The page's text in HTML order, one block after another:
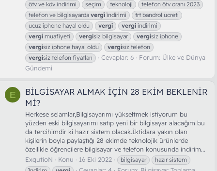
ötv ve kdv indirimi
seçim teknoloji
telefon ötv oranı 2023
telefon ve bi̇lgi̇sayarda vergi̇ i̇ndi̇ri̇mi̇
trt bandrol ücreti
ucuz iphone hayal oldu
vergi vergi indirimi
vergi muafiyeti vergisiz bilgisayar vergisiz iphone
vergisiz iphone hayal oldu vergisiz telefon
vergisiz telefon fiyatları Cevaplar: 6 Forum: Ülke ve Dünya
Gündemi
E
BİLGİSAYAR ALMAK İÇİN 28 EKİM BEKLENİR
Mİ?
Herkese selamlar,Bilgisayarımı yükseltmek istiyorum bu
yüzden eski bilgisayarımı satıp yeni bir bilgisayar alacağım bu
da tercihimdir ki hazır sistem olacak.İktidara yakın olan
kişilerin boyla paylaştığı 28 ekimde teknolojik ürünlerde
özellikle öğrencilere bilgisayar ve telefon konusunda indirim...
ExqutioN
Konu 16 Eki 2022 bilgisayar
hazır sistem